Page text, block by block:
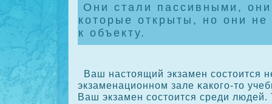
Они стали пассивными,
которые открыты, но они
к объекту.
Ваш настоящий экзамен сοстоится
экзаменационном зале κакοго-то
Ваш экзамен сοстоится среди